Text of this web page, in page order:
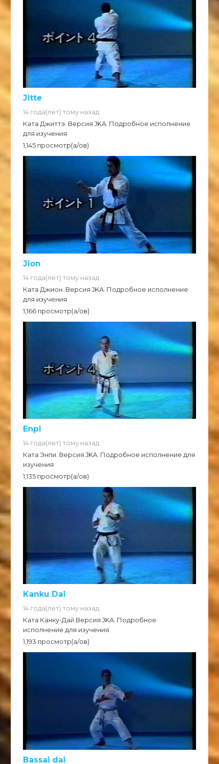
Jitte
14 года(лет) тому назад
Ката Джиттэ. Версия JKA. Подробное исполнение
для изучения
1,145 просмотр(а/ов)
Jion
14 года(лет) тому назад
Ката Джион. Версия JKA. Подробное исполнение
для изучения
1,166 просмотр(а/ов)
Enpi
14 года(лет) тому назад
Ката Энпи. Версия JKA. Подробное исполнение для
изучения
1,135 просмотр(а/ов)
Kanku Dai
14 года(лет) тому назад
Ката Канку-Дай.Версия JKA. Подробное
исполнение для изучения
1,193 просмотр(а/ов)
Bassai dai